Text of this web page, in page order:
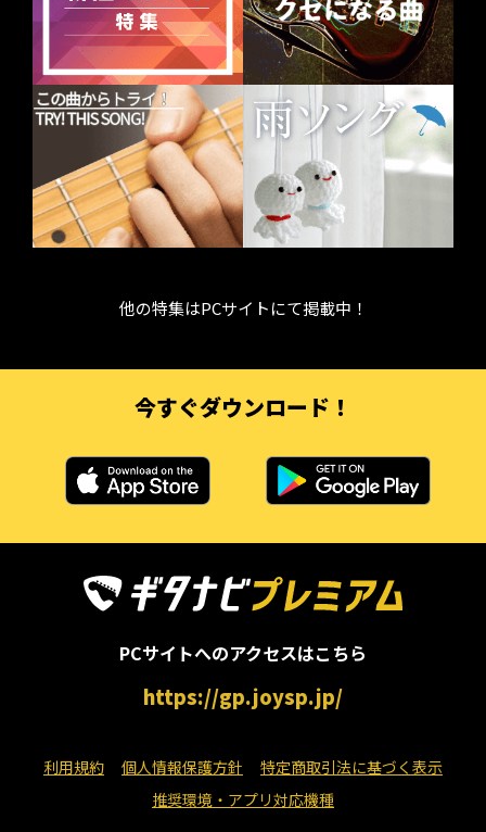
他の特集はPCサイトにて掲載中！
今すぐダウンロード！
PCサイトへのアクセスはこちら
https://gp.joysp.jp/
利用規約 個人情報保護方針
特定商取引法に基づく表示
推奨環境・アプリ対応機種